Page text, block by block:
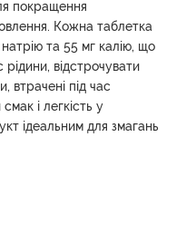
покращення
Кожна таблетка
та 55 мг калію, що
відстрочувати
втрачені під час
і легкість у
ідеальним для змагань